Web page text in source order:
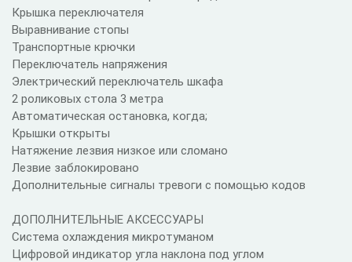
Крышка переключателя
Выравнивание стопы
Транспортные крючки
Переключатель напряжения
Электрический переключатель шкафа
2 роликовых стола 3 метра
Автоматическая остановка, когда;
Крышки открыты
Натяжение лезвия низкое или сломано
Лезвие заблокировано
Дополнительные сигналы тревоги с помощью кодов
ДОПОЛНИТЕЛЬНЫЕ АКСЕССУАРЫ
Система охлаждения микротуманом
Цифровой индикатор угла наклона под углом